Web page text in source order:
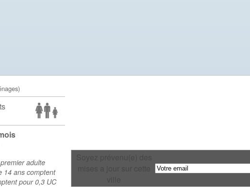
adulte
14 ans comptent
pour 0,3 UC